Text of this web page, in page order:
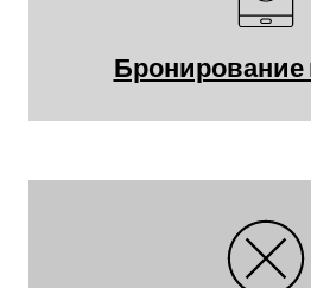
Бронирование